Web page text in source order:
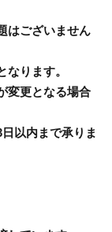
はございません
ります。
変更となる場合
以内まで承りま